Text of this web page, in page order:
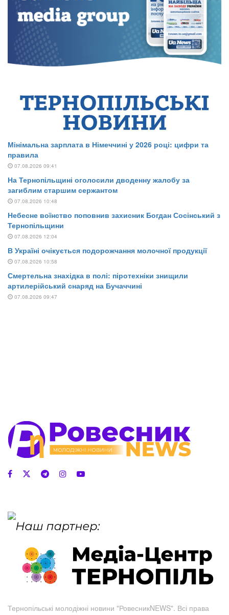
Тернопільські молодіжні новини "РовесникNEWS". Всі права